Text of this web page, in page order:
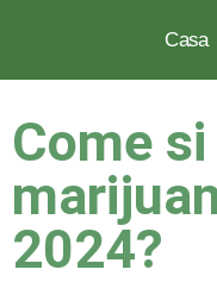
contenuto
Casa
Come
2024?